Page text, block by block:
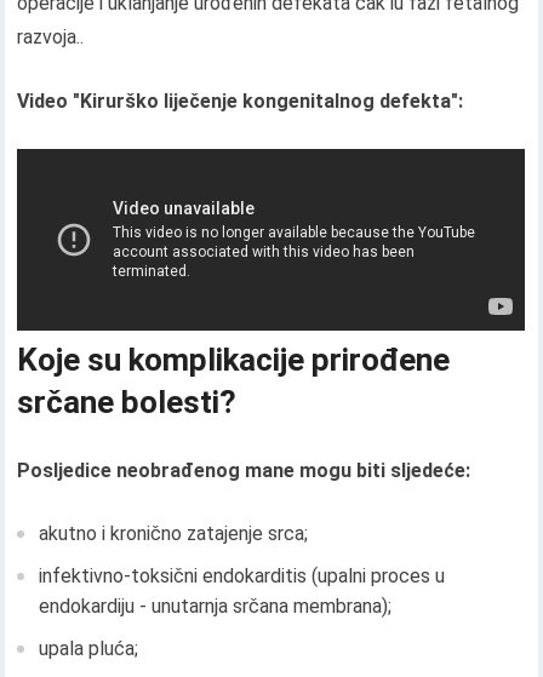
razvoja..
Video "Kirurško liječenje kongenitalnog defekta":
Koje su komplikacije prirođene
srčane bolesti?
Posljedice neobrađenog mane mogu biti sljedeće:
akutno i kronično zatajenje srca;
infektivno-toksični endokarditis (upalni proces u
endokardiju - unutarnja srčana membrana);
upala pluća;